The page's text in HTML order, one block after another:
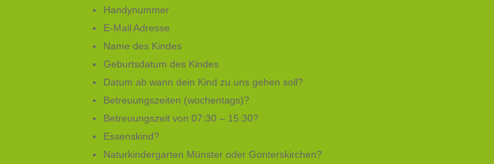
Handynummer
E-Mail Adresse
Name des Kindes
Geburtsdatum des Kindes
Datum ab wann dein Kind zu uns gehen soll?
Betreuungszeiten (wochentags)?
Betreuungszeit von 07:30 – 15:30?
Essenskind?
Naturkindergarten Münster oder Gonterskirchen?